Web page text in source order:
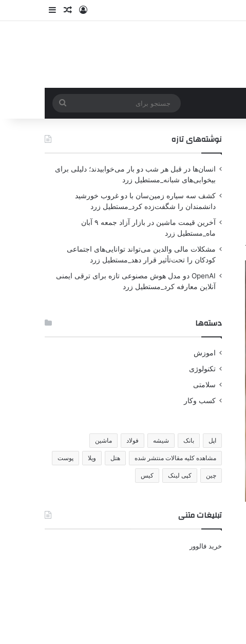
نوشته‌های تازه
انسان‌ها در قبل هر شب دو بار می‌خوابیدند؛ دلیلی برای
بیخوابی‌های شبانه_مستطیل زرد
کشف سه سیاره زمین‌سان با دو غروب خورشید
دانشمندان را شگفت‌زده کرد_مستطیل زرد
آخرین قیمت ماشین در بازار آزاد جمعه ۹ آبان
ماه_مستطیل زرد
مشکلات مالی والدین می‌تواند توانایی‌های اجتماعی
کودکان را تحت‌تأثیر قرار دهد_مستطیل زرد
OpenAI دو مدل هوش مصنوعی تازه برای ترقی ایمنی
آنلاین معارفه کرد_مستطیل زرد
دسته‌ها
اموزش
تکنولوژی
سلامتی
کسب وکار
اپل بانک شیشه فولاد ماشین
مشاهده کلیه مقالات منتشر شده هتل ویلا پوست
چین کپی لینک کیس
تبلیغات متنی
خرید فالوور